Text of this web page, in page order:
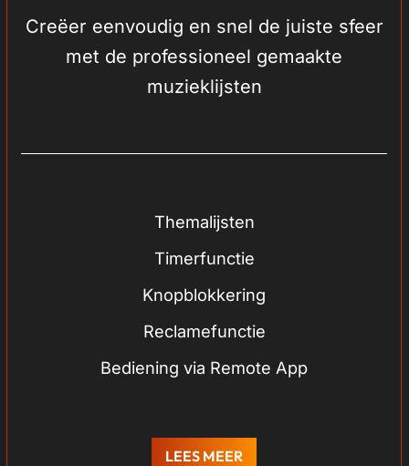
Creëer eenvoudig en snel de juiste sfeer
met de professioneel gemaakte
muzieklijsten
Themalijsten
Timerfunctie
Knopblokkering
Reclamefunctie
Bediening via Remote App
LEES MEER